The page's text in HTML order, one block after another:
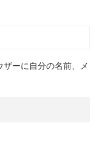
ーに自分の名前、メ